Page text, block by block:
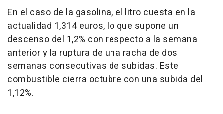
En el caso de la gasolina, el litro cuesta en la
actualidad 1,314 euros, lo que supone un
descenso del 1,2% con respecto a la semana
anterior y la ruptura de una racha de dos
semanas consecutivas de subidas. Este
combustible cierra octubre con una subida del
1,12%.